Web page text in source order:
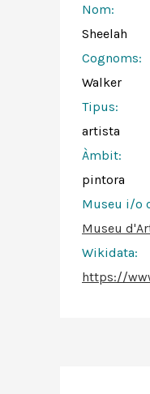
Nom:
Sheelah
Cognoms:
Walker
Tipus:
artista
Àmbit:
pintora
Museu i/o
Museu
Wikidata:
https://